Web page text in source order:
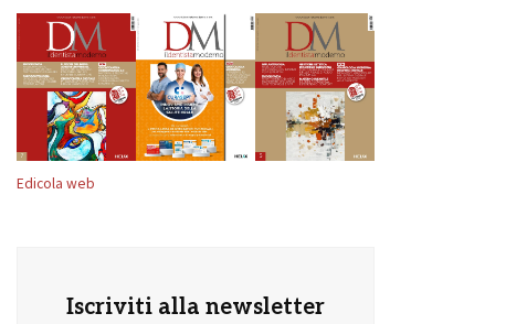
Edicola web
Iscriviti alla newsletter